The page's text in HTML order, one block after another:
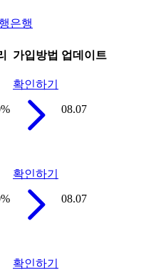
은행
가입방법 업데이트
%
확인하기
08.07
%
확인하기
08.07
확인하기